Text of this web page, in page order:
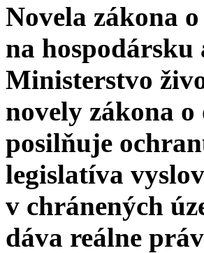
Novela zákona
na hospodársku
Ministerstvo
novely zákona
posilňuje
legislatíva
v chránených
dáva reálne